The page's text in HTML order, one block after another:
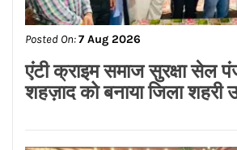
Posted On:7 Aug 2026
एंटी क्राइम समाज सुरक्षा सेल
शहज़ाद को बनाया जिला शहरी